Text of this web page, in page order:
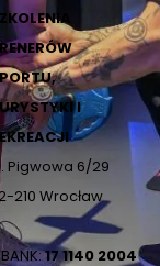
I
Pigwowa 6/29
210 Wrocław
17 1140 2004